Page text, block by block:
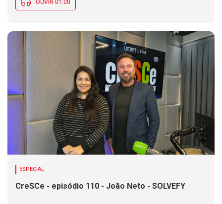
OUVIR 01:00
ESPECIAL
CreSCe - episódio 110 - João Neto - SOLVEFY